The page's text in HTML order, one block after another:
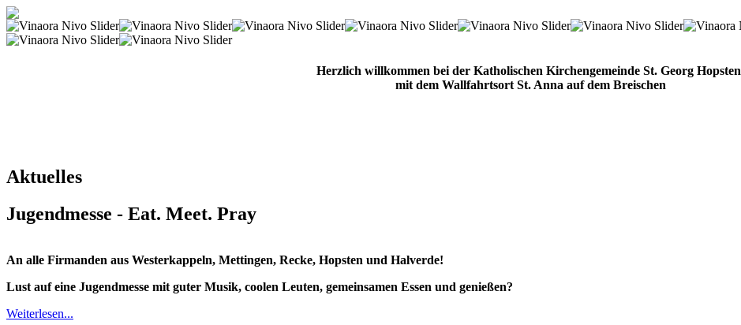
Herzlich willkommen bei der Katholischen Kirchengemeinde St. Georg Hopsten
mit dem Wallfahrtsort St. Anna auf dem Breischen
Aktuelles
Jugendmesse - Eat. Meet. Pray
An alle Firmanden aus Westerkappeln, Mettingen, Recke, Hopsten und Halverde!
Lust auf eine Jugendmesse mit guter Musik, coolen Leuten, gemeinsamen Essen und genießen?
Weiterlesen...